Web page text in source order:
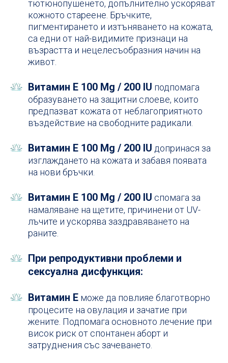
тютюнопушенето, допълнително ускоряват
кожното стареене. Бръчките,
пигментирането и изтъняването на кожата,
са едни от най-видимите признаци на
възрастта и нецелесъобразния начин на
живот.
Витамин Е 100 Mg / 200 IU подпомага
образуването на защитни слоеве, които
предпазват кожата от неблагоприятното
въздействие на свободните радикали.
Витамин Е 100 Mg / 200 IU допринася за
изглаждането на кожата и забавя появата
на нови бръчки.
Витамин Е 100 Mg / 200 IU спомага за
намаляване на щетите, причинени от UV-
лъчите и ускорява заздравяването на
раните.
При репродуктивни проблеми и
сексуална дисфункция:
Витамин Е може да повлияе благотворно
процесите на овулация и зачатие при
жените. Подпомага основното лечение при
висок риск от спонтанен аборт и
затруднения със зачеването.